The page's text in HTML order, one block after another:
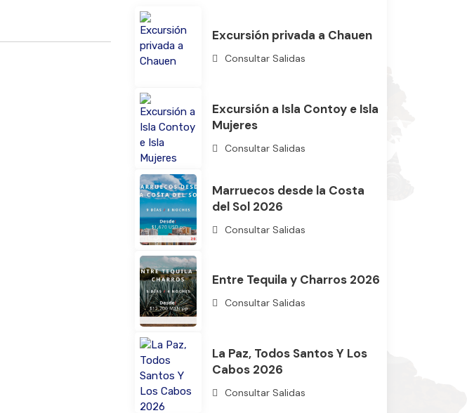
Buscar
Excursión privada a Chauen
Consultar Salidas
Excursión a Isla Contoy e Isla
Mujeres
Consultar Salidas
Marruecos desde la Costa
del Sol 2026
Consultar Salidas
Entre Tequila y Charros 2026
Consultar Salidas
La Paz, Todos Santos Y Los
Cabos 2026
Consultar Salidas